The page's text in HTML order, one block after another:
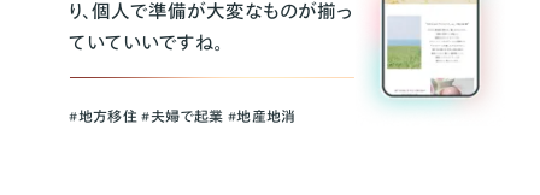
り、個人で準備が大変なものが揃っ
ていていいですね。
#地方移住 #夫婦で起業 #地産地消